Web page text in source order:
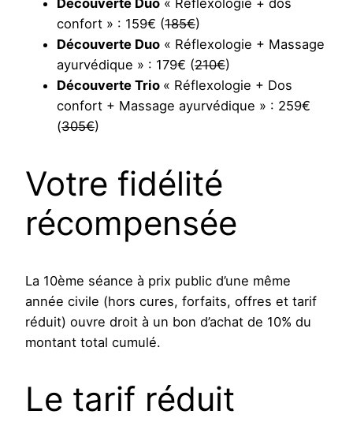
confort » : 159€ (185€)
Découverte Duo « Réflexologie + Massage
ayurvédique » : 179€ (210€)
Découverte Trio « Réflexologie + Dos
confort + Massage ayurvédique » : 259€
(305€)
Votre fidélité
récompensée
La 10ème séance à prix public d’une même
année civile (hors cures, forfaits, offres et tarif
réduit) ouvre droit à un bon d’achat de 10% du
montant total cumulé.
Le tarif réduit